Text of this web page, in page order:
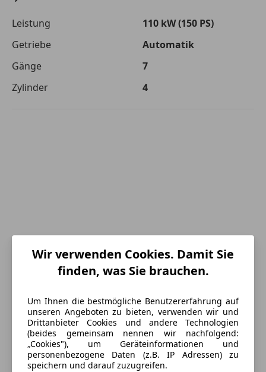
Leistung
110 kW (150 PS)
Getriebe
Automatik
Gänge
7
Zylinder
4
Energieverbrauch
Kraftstoff
Diesel
CO₂-Emissionen
165 g/km (komb.)
Wir verwenden Cookies. Damit Sie
finden, was Sie brauchen.
Um Ihnen die bestmögliche Benutzererfahrung auf
unseren Angeboten zu bieten, verwenden wir und
Drittanbieter Cookies und andere Technologien
(beides gemeinsam nennen wir nachfolgend:
„Cookies"), um Geräteinformationen und
personenbezogene Daten (z.B. IP Adressen) zu
speichern und darauf zuzugreifen.